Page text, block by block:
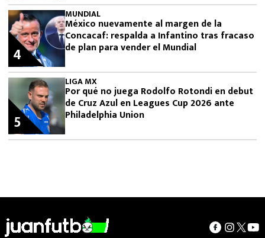
MUNDIAL
México nuevamente al margen de la
Concacaf: respalda a Infantino tras fracaso
de plan para vender el Mundial
4
LIGA MX
Por qué no juega Rodolfo Rotondi en debut
de Cruz Azul en Leagues Cup 2026 ante
Philadelphia Union
5